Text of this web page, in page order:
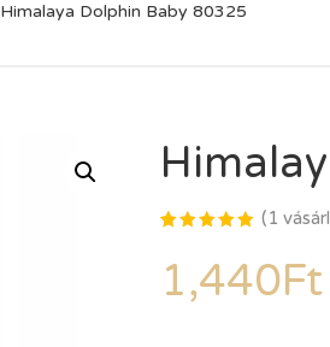
Himalaya Dolphin Baby 80325
5-ből,
értékelés
alapján
(1
1,440Ft